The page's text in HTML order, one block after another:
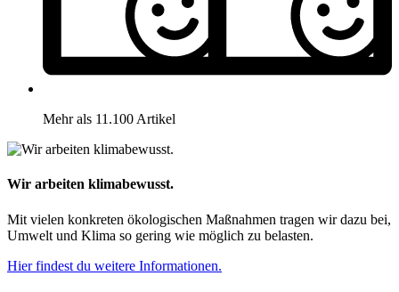
Mehr als 11.100 Artikel
Wir arbeiten klimabewusst.
Mit vielen konkreten ökologischen Maßnahmen tragen wir dazu bei,
Umwelt und Klima so gering wie möglich zu belasten.
Hier findest du weitere Informationen.